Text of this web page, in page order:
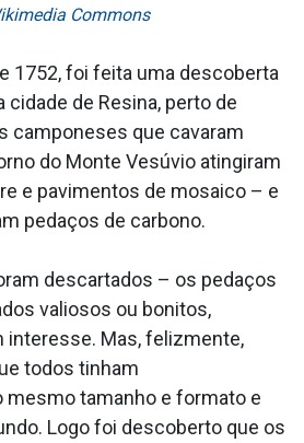
Commons
1752, foi feita uma descoberta
cidade de Resina, perto de
camponeses que cavaram
do Monte Vesúvio atingiram
e pavimentos de mosaico – e
pedaços de carbono.
descartados – os pedaços
valiosos ou bonitos,
interesse. Mas, felizmente,
todos tinham
mesmo tamanho e formato e
Logo foi descoberto que os